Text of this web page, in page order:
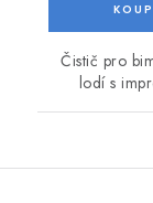
Čistič pro
lodí s